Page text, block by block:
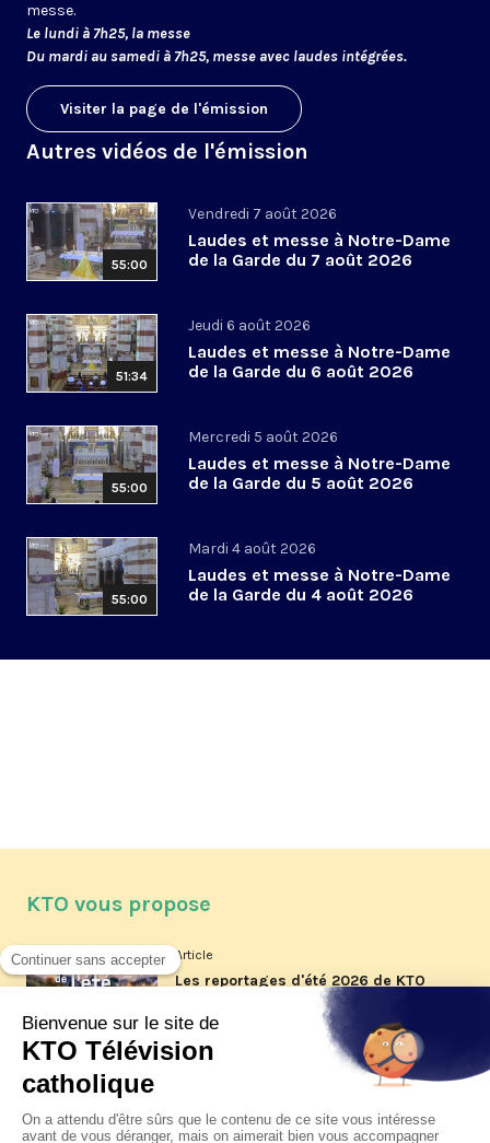
messe.
Le lundi à 7h25, la messe
Du mardi au samedi à 7h25, messe avec laudes intégrées.
Visiter la page de l'émission
Autres vidéos de l'émission
55:00
Vendredi 7 août 2026
Laudes et messe à Notre-Dame
de la Garde du 7 août 2026
51:34
Jeudi 6 août 2026
Laudes et messe à Notre-Dame
de la Garde du 6 août 2026
55:00
Mercredi 5 août 2026
Laudes et messe à Notre-Dame
de la Garde du 5 août 2026
55:00
Mardi 4 août 2026
Laudes et messe à Notre-Dame
de la Garde du 4 août 2026
KTO vous propose
Article
Les reportages d'été 2026 de KTO
Article
La visite pastorale du pape Léon
jeudi 6 août